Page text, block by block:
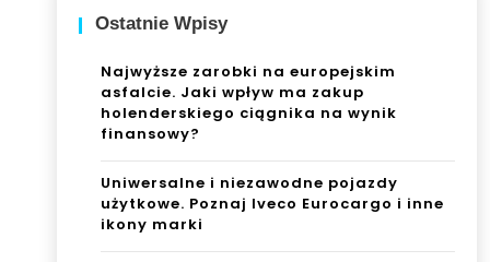
Ostatnie Wpisy
Najwyższe zarobki na europejskim
asfalcie. Jaki wpływ ma zakup
holenderskiego ciągnika na wynik
finansowy?
Uniwersalne i niezawodne pojazdy
użytkowe. Poznaj Iveco Eurocargo i inne
ikony marki